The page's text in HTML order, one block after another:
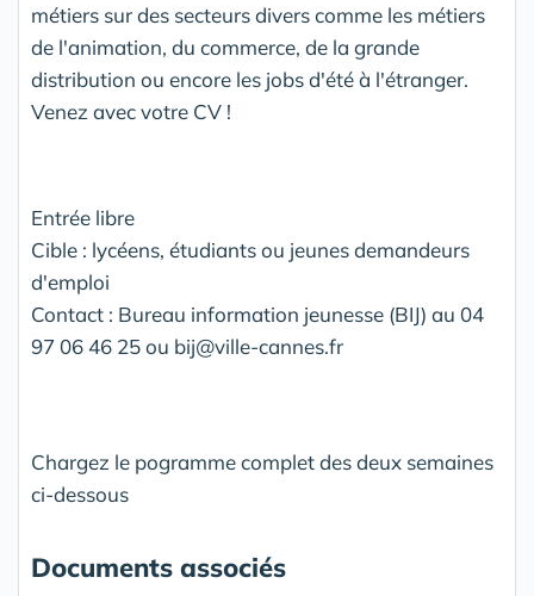
métiers sur des secteurs divers comme les métiers
de l'animation, du commerce, de la grande
distribution ou encore les jobs d'été à l'étranger.
Venez avec votre CV !
Entrée libre
Cible : lycéens, étudiants ou jeunes demandeurs
d'emploi
Contact : Bureau information jeunesse (BIJ) au 04
97 06 46 25 ou bij@ville-cannes.fr
Chargez le pogramme complet des deux semaines
ci-dessous
Documents associés